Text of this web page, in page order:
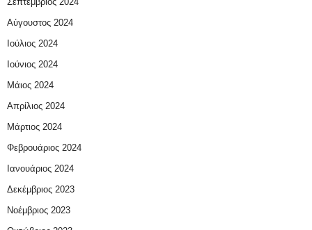
Αύγουστος 2024
Ιούλιος 2024
Ιούνιος 2024
Μάιος 2024
Απρίλιος 2024
Μάρτιος 2024
Φεβρουάριος 2024
Ιανουάριος 2024
Δεκέμβριος 2023
Νοέμβριος 2023